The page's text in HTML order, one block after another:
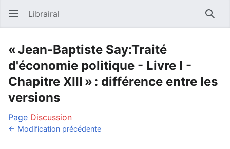
Ouvrir le menu principal Librairal
« Jean-Baptiste Say:Traité
d'économie politique - Livre I -
Chapitre XIII » : différence entre les
versions
Page Discussion
← Modification précédente